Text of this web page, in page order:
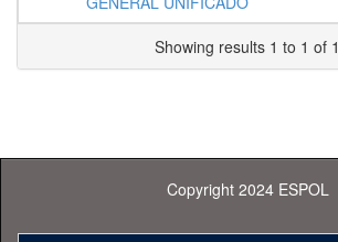
Showing results 1 to 1 of 1
Copyright 2024 ESPOL